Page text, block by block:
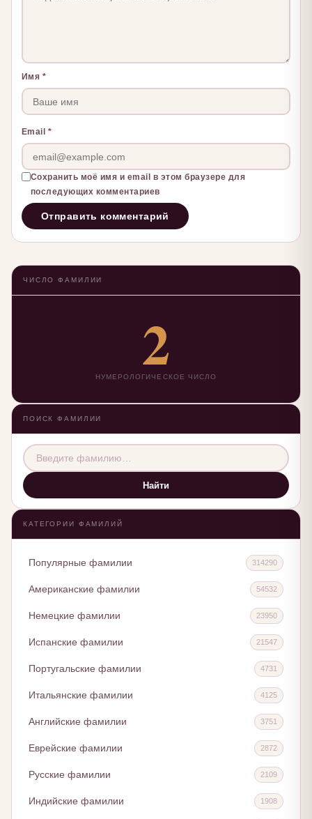
Имя *
Email *
Сохранить моё имя и email в этом браузере для
последующих комментариев
ЧИСЛО ФАМИЛИИ
2
НУМЕРОЛОГИЧЕСКОЕ ЧИСЛО
ПОИСК ФАМИЛИИ
Найти
КАТЕГОРИИ ФАМИЛИЙ
Популярные фамилии 314290
Американские фамилии 54532
Немецкие фамилии 23950
Испанские фамилии 21547
Португальские фамилии 4731
Итальянские фамилии 4125
Английские фамилии 3751
Еврейские фамилии 2872
Русские фамилии 2109
Индийские фамилии 1908